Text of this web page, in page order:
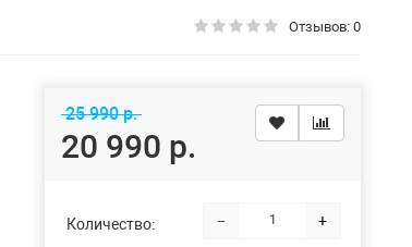
Отзывов: 0
25 990 р.
20 990 р.
Количество: − +